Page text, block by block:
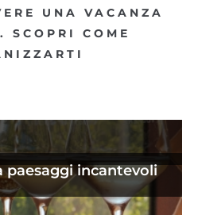
UNA VACANZA
SCOPRI COME
paesaggi incantevoli